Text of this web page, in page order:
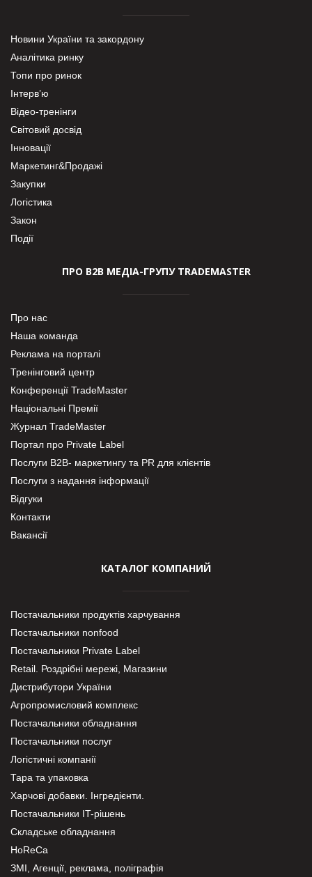
Новини України та закордону
Аналітика ринку
Топи про ринок
Інтерв’ю
Відео-тренінги
Світовий досвід
Інновації
Маркетинг&Продажі
Закупки
Логістика
Закон
Події
ПРО В2В МЕДІА-ГРУПУ TRADEMASTER
Про нас
Наша команда
Реклама на порталі
Тренінговий центр
Конференції TradeMaster
Національні Премії
Журнал TradeMaster
Портал про Private Label
Послуги В2В- маркетингу та PR для клієнтів
Послуги з надання інформації
Відгуки
Контакти
Вакансії
КАТАЛОГ КОМПАНИЙ
Постачальники продуктів харчування
Постачальники nonfood
Постачальники Private Label
Retail. Роздрібні мережі, Магазини
Дистрибутори України
Агропромисловий комплекс
Постачальники обладнання
Постачальники послуг
Логістичні компанії
Тара та упаковка
Харчові добавки. Інгредієнти.
Постачальники IT-рішень
Складське обладнання
HoReCa
ЗМІ, Агенції, реклама, поліграфія